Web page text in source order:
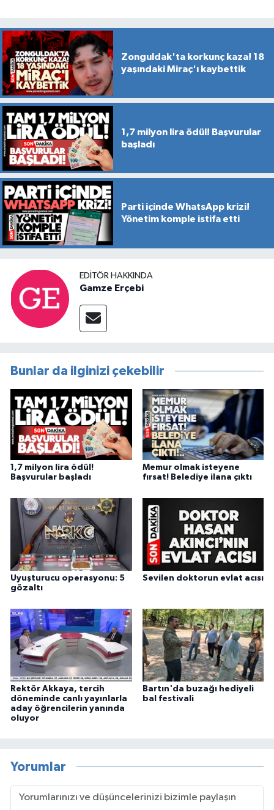
Zonguldak'ta korkunç kaza! 18
yaşındaki Miraç'ı kaybettik
1,7 milyon lira ödül! Başvurular
başladı
Parti içinde WhatsApp krizi!
Yönetim komple istifa etti
EDITÖR HAKKINDA
Gamze Erçebi
Bunlar da ilginizi çekebilir
1,7 milyon lira ödül!
Başvurular başladı
Memur olmak isteyene
fırsat! Belediye ilana çıktı
Uyuşturucu operasyonu: 5
gözaltı
Sevilen doktorun evlat acısı
Rektör Akkaya, tercih
döneminde canlı yayınlarla
aday öğrencilerin yanında
oluyor
Bartın'da buzağı hediyeli
bal festivali
Yorumlar